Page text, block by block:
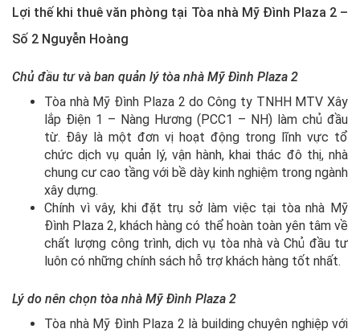
Lợi thế khi thuê văn phòng tại Tòa nhà Mỹ Đình Plaza 2 –
Số 2 Nguyễn Hoàng
Chủ đầu tư và ban quản lý tòa nhà Mỹ Đình Plaza 2
Tòa nhà Mỹ Đình Plaza 2 do Công ty TNHH MTV Xây
lắp Điện 1 – Nàng Hương (PCC1 – NH) làm chủ đầu
từ. Đây là một đơn vị hoạt động trong lĩnh vực tổ
chức dịch vụ quản lý, vận hành, khai thác đô thị, nhà
chung cư cao tầng với bề dày kinh nghiệm trong ngành
xây dựng.
Chính vì vây, khi đặt trụ sở làm việc tại tòa nhà Mỹ
Đình Plaza 2, khách hàng có thể hoàn toàn yên tâm về
chất lượng công trình, dịch vụ tòa nhà và Chủ đầu tư
luôn có những chính sách hỗ trợ khách hàng tốt nhất.
Lý do nên chọn tòa nhà Mỹ Đình Plaza 2
Tòa nhà Mỹ Đình Plaza 2 là building chuyên nghiệp với